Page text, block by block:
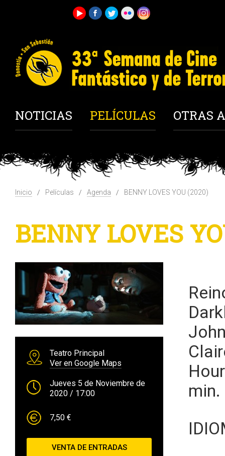
NOTICIAS PELÍCULAS OTRAS
Inicio Películas Agenda BENNY LOVES YOU (2020)
BENNY LOVES
Teatro Principal
Ver en Google Maps
Jueves 5 de Noviembre de
2020 / 17:00
7,50 €
VENTA DE ENTRADAS
min.